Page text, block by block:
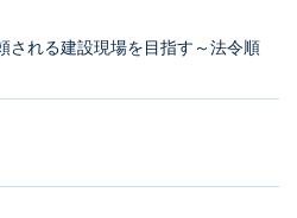
される建設現場を目指す～法令順